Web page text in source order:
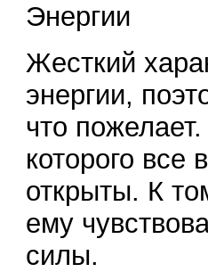
Энергии
Жесткий
энергии,
что
которого все
открыты. К
ему
силы.